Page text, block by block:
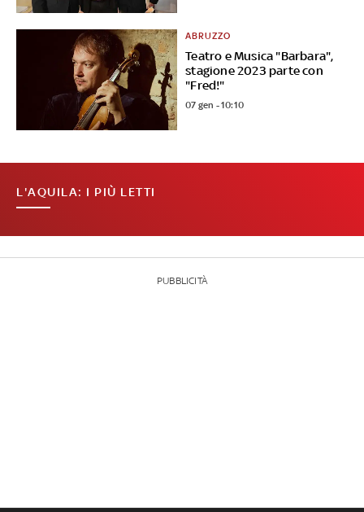
Teatro e Musica "Barbara",
stagione 2023 parte con
"Fred!"
ABRUZZO
07 gen - 10:10
L'AQUILA: I PIÙ LETTI
PUBBLICITÀ